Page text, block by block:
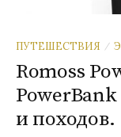
ПУТЕШЕСТВИЯ /
Romoss
и походов.